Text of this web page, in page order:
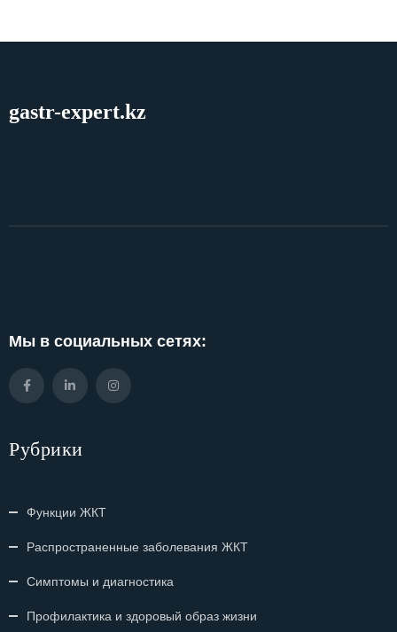
gastr-expert.kz
Мы в социальных сетях:
Рубрики
Функции ЖКТ
Распространенные заболевания ЖКТ
Симптомы и диагностика
Профилактика и здоровый образ жизни